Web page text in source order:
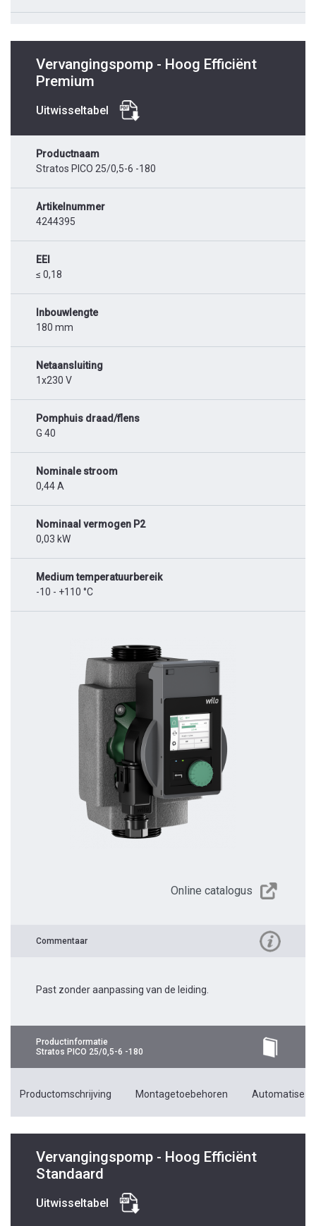
Vervangingspomp - Hoog Efficiënt
Premium
Uitwisseltabel
Productnaam
Stratos PICO 25/0,5-6 -180
Artikelnummer
4244395
EEI
≤ 0,18
Inbouwlengte
180 mm
Netaansluiting
1x230 V
Pomphuis draad/flens
G 40
Nominale stroom
0,44 A
Nominaal vermogen P2
0,03 kW
Medium temperatuurbereik
-10 - +110 °C
Online catalogus
Commentaar
Past zonder aanpassing van de leiding.
Productinformatie
Stratos PICO 25/0,5-6 -180
Productomschrijving Montagetoebehoren
Vervangingspomp - Hoog Efficiënt
Standaard
Uitwisseltabel